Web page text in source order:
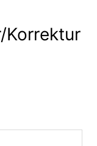
Korrektur